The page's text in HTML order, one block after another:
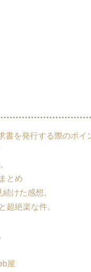
書を発行する際のポイ
とめ
けた感想。
絶楽な件。
屋